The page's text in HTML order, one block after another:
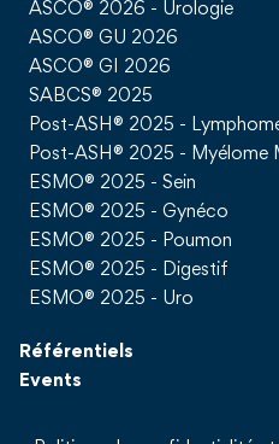
ASCO® 2026 - Urologie
ASCO® GU 2026
ASCO® GI 2026
SABCS® 2025
Post-ASH® 2025 -
Post-ASH® 2025 - Myélome
ESMO® 2025 - Sein
ESMO® 2025 - Gynéco
ESMO® 2025 - Poumon
ESMO® 2025 - Digestif
ESMO® 2025 - Uro
Référentiels
Events